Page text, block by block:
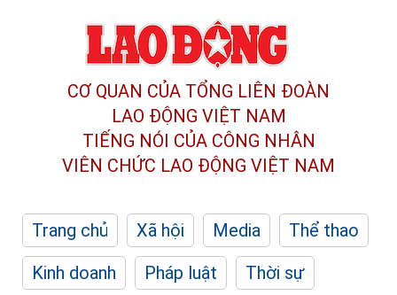
CƠ QUAN CỦA TỔNG LIÊN ĐOÀN
LAO ĐỘNG VIỆT NAM
TIẾNG NÓI CỦA CÔNG NHÂN
VIÊN CHỨC LAO ĐỘNG VIỆT NAM
Trang chủ Xã hội Media
Thể thao
Kinh doanh
Pháp luật
Thời sự